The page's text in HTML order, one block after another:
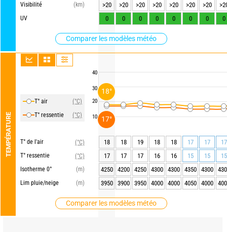
Visibilité
(km)
UV
Comparer les modèles météo
TEMPÉRATURE
T° air
(°C)
T° ressentie
(°C)
T° de l'air
(°C)
T° ressentie
(°C)
Isotherme 0°
(m)
Lim pluie/neige
(m)
Comparer les modèles météo
40
30
20
10
>20
>20 >20 >20 >20 >20 >20
0
0 0 0 0 0 0 0
18 18 19 18 18 17 17
17
17
17 17 16 16 15 15
15
4250
4200 4250 4300 4300 4350 4300
3950
3900 3950 4000 4000 4050 4000
18°
17°